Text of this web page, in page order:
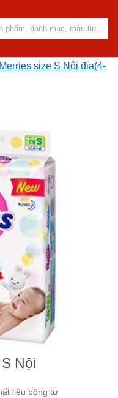
size S Nội địa(4-
Nội
liệu bông tự